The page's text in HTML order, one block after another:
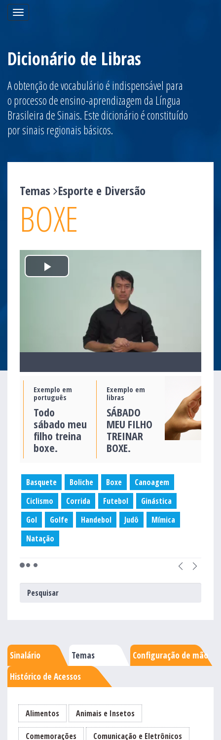
Toggle
navigation
Dicionário de Libras
A obtenção de vocabulário é indispensável para
o processo de ensino-aprendizagem da Língua
Brasileira de Sinais. Este dicionário é constituído
por sinais regionais básicos.
Temas Esporte e Diversão
BOXE
Play
Exemplo em
português
Todo
sábado meu
filho treina
boxe.
Exemplo em
libras
SÁBADO
MEU FILHO
TREINAR
BOXE.
Basquete Boliche Boxe
Canoagem
Ciclismo
Corrida Futebol
Ginástica
Gol
Golfe Handebol Judô
Mímica
Natação
Sinalário Temas
Configuração de mão
Histórico de Acessos
Alimentos Animais e Insetos
Comemorações Comunicação e Eletrônicos